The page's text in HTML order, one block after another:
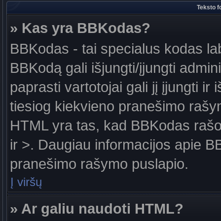
Teksto
» Kas yra BBKodas?
BBKodas - tai specialus kodas
BBKodą gali išjungti/įjungti
paprasti vartotojai gali jį įjungti ir
tiesiog kiekvieno pranešimo
HTML yra tas, kad BBKodas
ir >. Daugiau informacijos apie
pranešimo rašymo puslapio.
Į viršų
» Ar galiu naudoti HTML?